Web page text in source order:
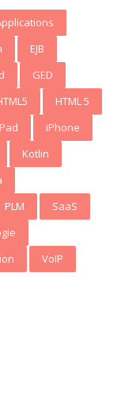
EJB
GED
HTML 5
iPhone
Kotlin
PLM
SaaS
VoIP